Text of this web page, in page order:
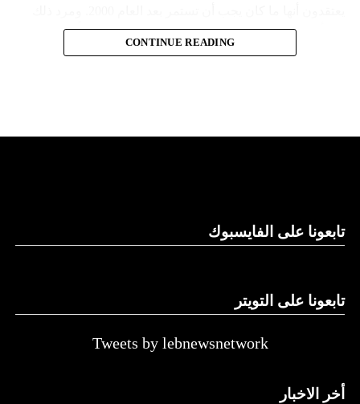
إلى أن المقاومة ضد الاحتلال الإسرائيلي لم تكن يوماً محط
إجماع داخلي، وإن كانت القوى اللبنانية المؤمنة بالصراع ضد
النهار
CONTINUE READING
تابعونا على الفايسبوك
تابعونا على التويتر
Tweets by lebnewsnetwork
أخر الاخبار